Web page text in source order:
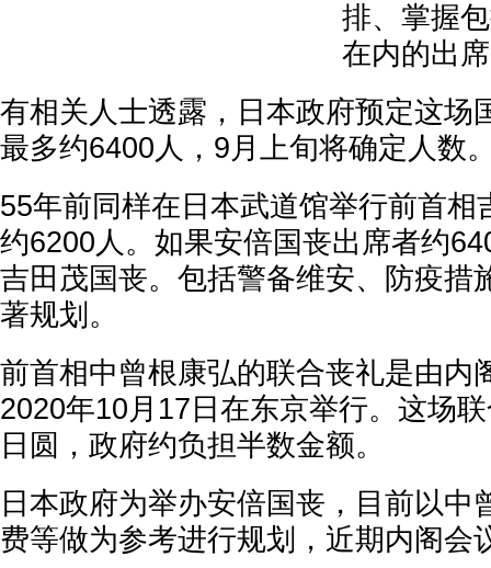
排、掌握
在内的出
有相关人士透露，日本政府预定这场
最多约6400人，9月上旬将确定人数
55年前同样在日本武道馆举行前首相
约6200人。如果安倍国丧出席者约
吉田茂国丧。包括警备维安、防疫措
著规划。
前首相中曾根康弘的联合丧礼是由内
2020年10月17日在东京举行。这场
日圆，政府约负担半数金额。
日本政府为举办安倍国丧，目前以中
费等做为参考进行规划，近期内阁会